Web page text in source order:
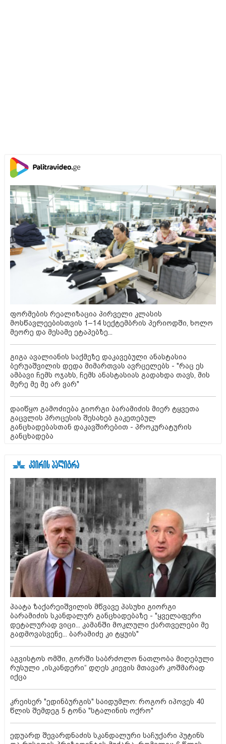
ფორმების რეალიზაცია პირველი კლასის
მოსწავლეებისთვის 1–14 სექტემბრის პერიოდში, ხოლო
მეორე და მესამე ეტაპებზე...
გიგა ავალიანის საქმეზე დაკავებული ანასტასია
ბერუაშვილის დედა მიმართვას ავრცელებს - "რაც ეს
ამბავი ჩემს ოჯახს, ჩემს ანასტასიას გადახდა თავს, მის
მერე მე მე არ ვარ"
დაიწყო გამოძიება გიორგი ბარამიძის მიერ ტყვეთა
გაცვლის პროცესის შესახებ გაკეთებულ
განცხადებასთან დაკავშირებით - პროკურატურის
განცხადება
პაატა ზაქარეიშვილის მწვავე პასუხი გიორგი
ბარამიძის სკანდალურ განცხადებაზე - "ყველაფერი
დეტალურად ვიცი... კამანში მოკლული ქართველები მე
გადმოვასვენე... ბარამიძე კი ტყუის"
აგვისტოს ომში, გორში საბრძოლო ნათლობა მიღებული
რუსული „ისკანდერი“ დღეს კიევის მთავარ კოშმარად
იქცა
კრეისერ "ედინბურგის" საიდუმლო: როგორ იპოვეს 40
წლის შემდეგ 5 ტონა "სტალინის ოქრო"
ედუარდ შევარდნაძის სკანდალური საჩუქარი პუტინს